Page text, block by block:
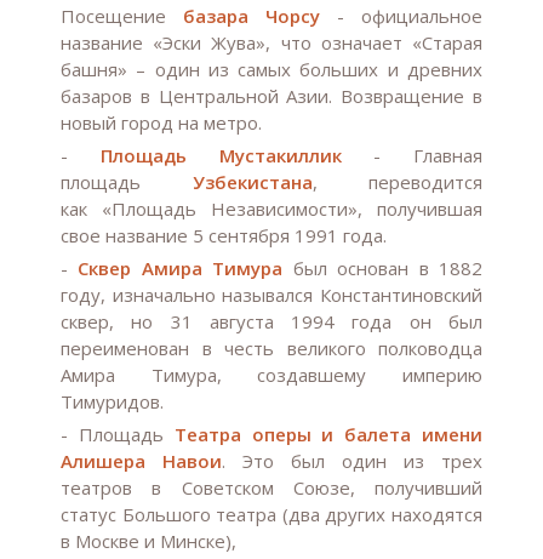
Посещение базара Чорсу - официальное
название «Эски Жува», что означает «Старая
башня» – один из самых больших и древних
базаров в Центральной Азии. Возвращение в
новый город на метро.
- Площадь Мустакиллик- Главная
площадь Узбекистана, переводится
как «Площадь Независимости», получившая
свое название 5 сентября 1991 года.
- Сквер Амира Тимура был основан в 1882
году, изначально назывался Константиновский
сквер, но 31 августа 1994 года он был
переименован в честь великого полководца
Амира Тимура, создавшему империю
Тимуридов.
- Площадь Театра оперы и балета имени
Алишера Навои. Это был один из трех
театров в Советском Союзе, получивший
статус Большого театра (два других находятся
в Москве и Минске),